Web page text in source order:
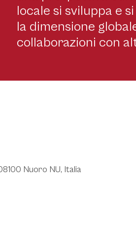
locale si sviluppa e
la dimensione
collaborazioni con
Nuoro NU, Italia